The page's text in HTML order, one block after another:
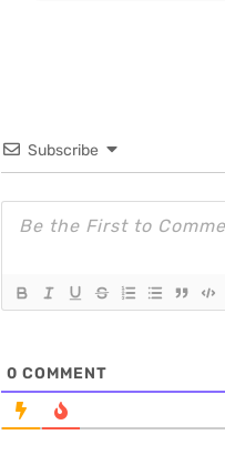
Subscribe
0 COMMENT